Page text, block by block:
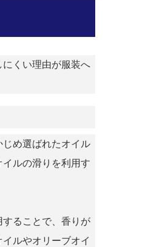
くい理由が服装へ
め選ばれたオイル
ルの滑りを利用す
ることで、香りが
ルやオリーブオイ